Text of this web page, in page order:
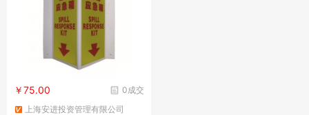
0成交
￥75.00
上海安进投资管理有限公司